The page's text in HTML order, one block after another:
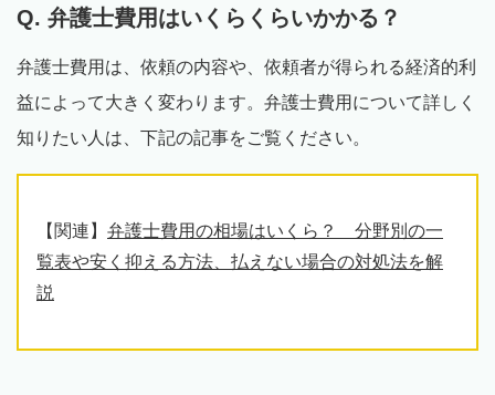
Q. 弁護士費用はいくらくらいかかる？
弁護士費用は、依頼の内容や、依頼者が得られる経済的利
益によって大きく変わります。弁護士費用について詳しく
知りたい人は、下記の記事をご覧ください。
【関連】 弁護士費用の相場はいくら？ 分野別の一
覧表や安く抑える方法、払えない場合の対処法を解
説